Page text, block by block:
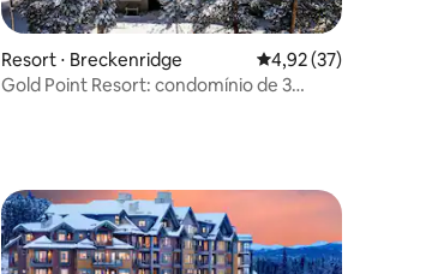
Resort ⋅ Breckenridge 4,92 de uma
4,92 (37)
Gold Point Resort: condomínio de 3